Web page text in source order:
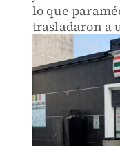
lo que
trasladaron a